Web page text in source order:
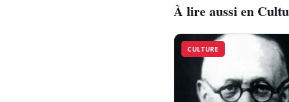
À lire aussi en
CULTURE